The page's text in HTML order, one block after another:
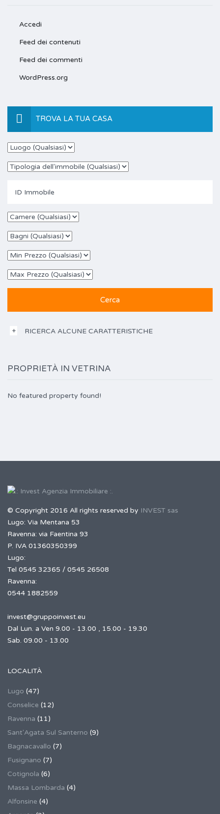
Accedi
Feed dei contenuti
Feed dei commenti
WordPress.org
TROVA LA TUA CASA
RICERCA ALCUNE CARATTERISTICHE
PROPRIETÀ IN VETRINA
No featured property found!
© Copyright 2016 All rights reserved by INVEST sas
Lugo: Via Mentana 53
Ravenna: via Faentina 93
P. IVA 01360350399
Lugo:
Tel 0545 32365 / 0545 26508
Ravenna:
0544 1882559
invest@gruppoinvest.eu
Dal Lun. a Ven 9.00 - 13.00 , 15.00 - 19.30
Sab. 09.00 - 13.00
LOCALITÀ
Lugo (47)
Conselice (12)
Ravenna (11)
Sant'Agata Sul Santerno (9)
Bagnacavallo (7)
Fusignano (7)
Cotignola (6)
Massa Lombarda (4)
Alfonsine (4)